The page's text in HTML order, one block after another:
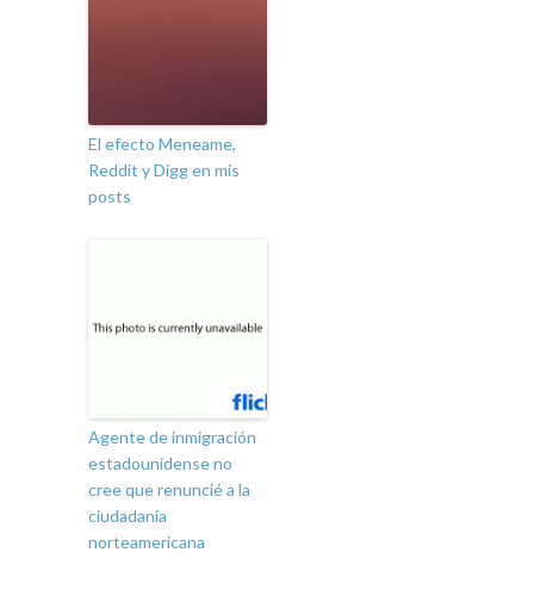
El efecto Meneame,
Reddit y Digg en mis
posts
Agente de inmigración
estadounidense no
cree que renuncié a la
ciudadanía
norteamericana